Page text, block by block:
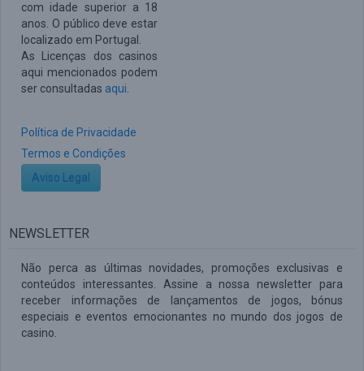
com idade superior a 18
anos. O público deve estar
localizado em Portugal.
As Licenças dos casinos
aqui mencionados podem
ser consultadas aqui
Política de Privacidade
Termos e Condições
Aviso Legal
NEWSLETTER
Não perca as últimas novidades, promoções exclusivas e
conteúdos interessantes. Assine a nossa newsletter para
receber informações de lançamentos de jogos, bónus
especiais e eventos emocionantes no mundo dos jogos de
casino.